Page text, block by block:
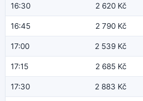
16:30 2 620 Kč
16:45 2 790 Kč
17:00 2 539 Kč
17:15 2 685 Kč
17:30 2 883 Kč